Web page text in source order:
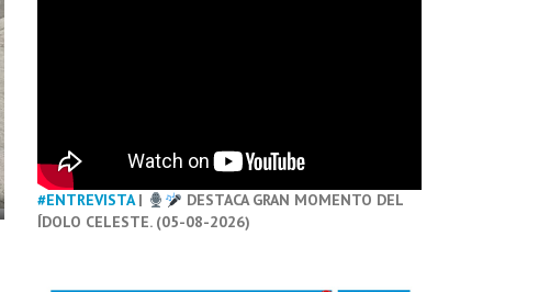
#ENTREVISTA|
DESTACA GRAN MOMENTO DEL
ÍDOLO CELESTE. (05-08-2026)